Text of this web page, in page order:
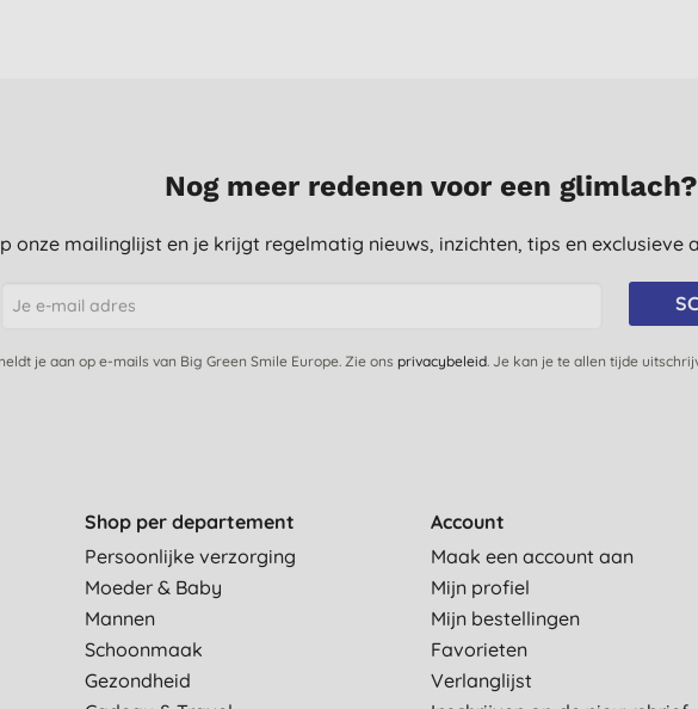
Nog meer redenen voor een glimlach?
onze mailinglijst en je krijgt regelmatig nieuws, inzichten, tips en exclusieve
je aan op e-mails van Big Green Smile Europe. Zie ons privacybeleid. Je kan je te allen tijde
Shop per departement
Persoonlijke verzorging
Moeder & Baby
Mannen
Schoonmaak
Gezondheid
Account
Maak een account aan
Mijn profiel
Mijn bestellingen
Favorieten
Verlanglijst